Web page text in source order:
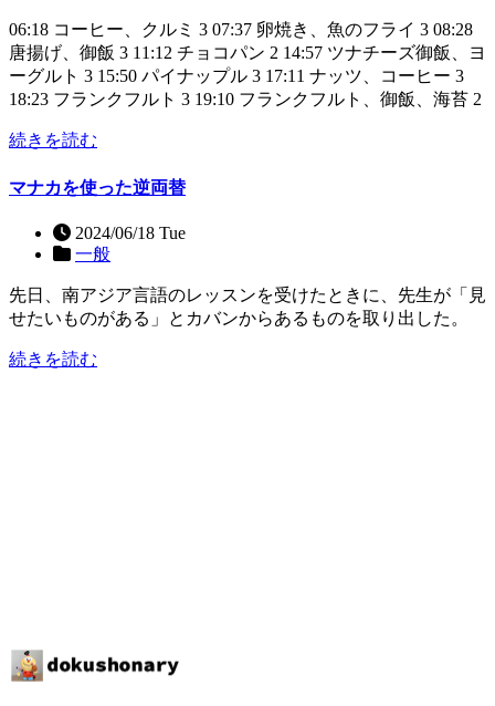
06:18 コーヒー、クルミ 3 07:37 卵焼き、魚のフライ 3 08:28
唐揚げ、御飯 3 11:12 チョコパン 2 14:57 ツナチーズ御飯、ヨ
ーグルト 3 15:50 パイナップル 3 17:11 ナッツ、コーヒー 3
18:23 フランクフルト 3 19:10 フランクフルト、御飯、海苔 2
続きを読む
マナカを使った逆両替
2024/06/18 Tue
一般
先日、南アジア言語のレッスンを受けたときに、先生が「見
せたいものがある」とカバンからあるものを取り出した。
続きを読む